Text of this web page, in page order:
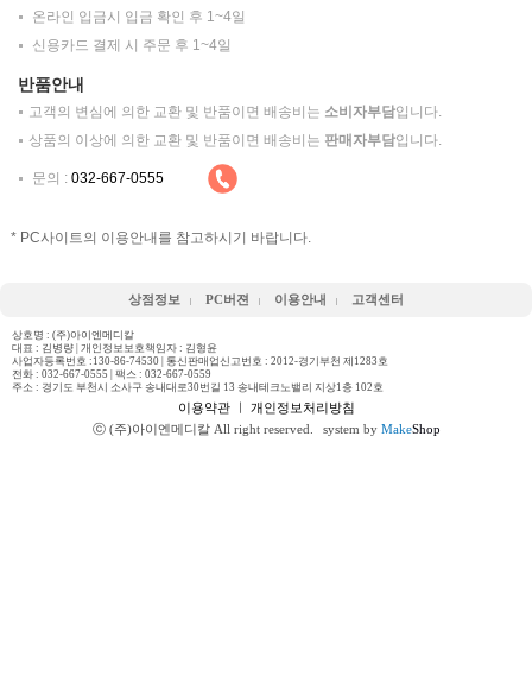
온라인 입금시 입금 확인 후 1~4일
신용카드 결제 시 주문 후 1~4일
반품안내
고객의 변심에 의한 교환 및 반품이면 배송비는 소비자부담입니다.
상품의 이상에 의한 교환 및 반품이면 배송비는 판매자부담입니다.
문의 : 032-667-0555
* PC사이트의 이용안내를 참고하시기 바랍니다.
상점정보 PC버젼 이용안내 고객센터
상호명 : (주)아이엔메디칼
대표 : 김병량 | 개인정보보호책임자 : 김형윤
사업자등록번호 :130-86-74530 | 통신판매업신고번호 : 2012-경기부천 제1283호
전화 : 032-667-0555 | 팩스 : 032-667-0559
주소 : 경기도 부천시 소사구 송내대로30번길 13 송내테크노밸리 지상1층 102호
이용약관ㅣ 개인정보처리방침
ⓒ (주)아이엔메디칼 All right reserved.
system by MakeShop